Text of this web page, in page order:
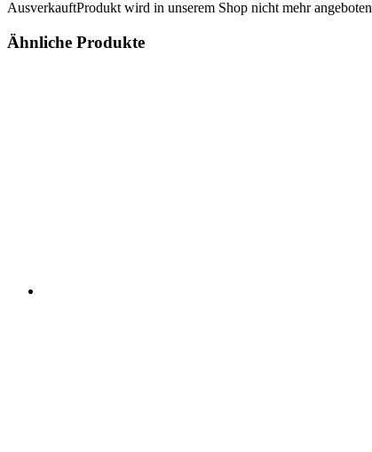
AusverkauftProdukt wird in unserem Shop nicht mehr angeboten
Ähnliche Produkte